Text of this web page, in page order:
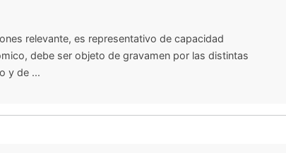
relevante, es representativo de capacidad
debe ser objeto de gravamen por las distintas
y de ...